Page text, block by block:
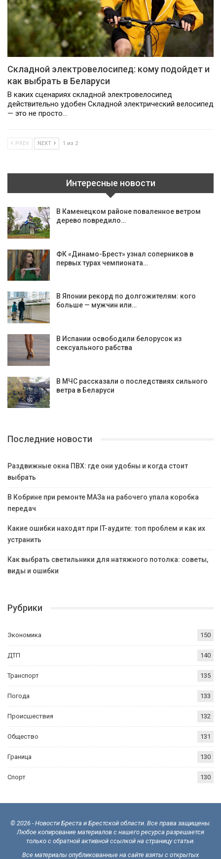
Складной электровелосипед: кому подойдет и
как выбрать в Беларуси
В каких сценариях складной электровелосипед
действительно удобен Складной электрический велосипед
— это не просто…
PREV NEXT 1 из 2
Интересные новости
В Каменецком районе поваленное ветром
дерево повредило…
ФК «Динамо-Брест» узнал соперников в
первых турах чемпионата…
В Японии рекорд по долгожителям: кого
больше — мужчин или…
В Испании освободили белорусок из
сексуального рабства
В МЧС рассказали о последствиях сильного
ветра в Беларуси
Последние новости
Раздвижные окна ПВХ: где они удобны и когда стоит
выбрать
В Кобрине при ремонте МАЗа на рабочего упала коробка
передач
Какие ошибки находят при IT-аудите: топ проблем и как их
устранить
Как выбрать светильники для натяжного потолка: советы,
виды и ошибки
Рубрики
Экономика 150
ДТП 140
Транспорт 135
Погода 133
Происшествия 132
Общество 131
Граница 130
Спорт 130
© 2026 - Новости Бреста и Брестской области. Все права защищены.
Любое копирование материалов с нашего ресурса разрешается
только с обратной активной ссылкой на страницу статьи.
Все материалы опубликованные на сайте взяты с открытых